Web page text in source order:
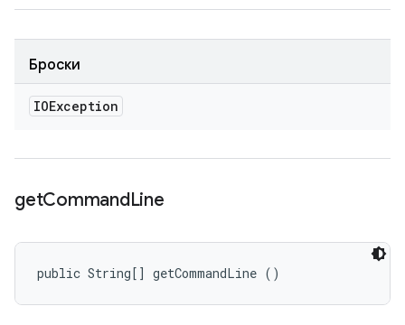
Броски
IOException
getCommandLine
public String[] getCommandLine ()